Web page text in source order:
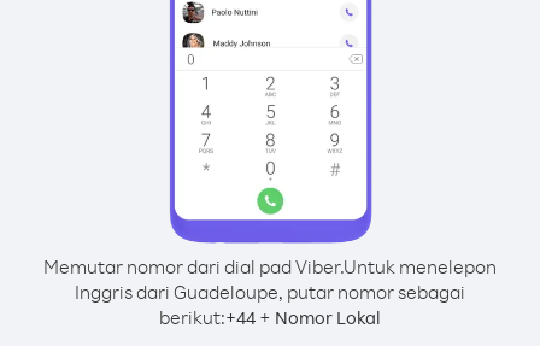
Memutar nomor dari dial pad Viber.Untuk menelepon
Inggris dari Guadeloupe, putar nomor sebagai
berikut:+44 + Nomor Lokal